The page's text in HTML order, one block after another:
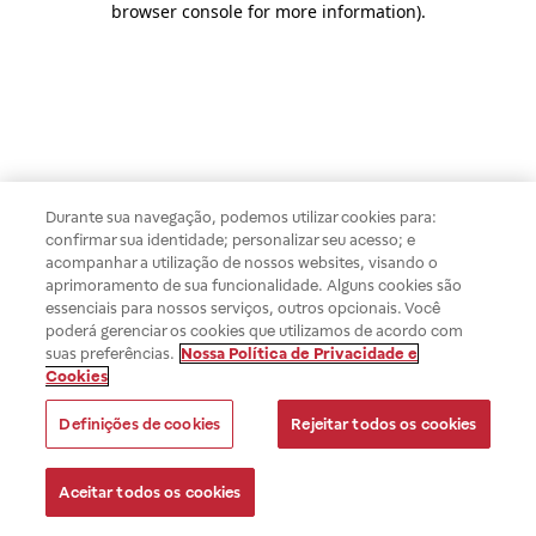
browser console for more information).
Durante sua navegação, podemos utilizar cookies para:
confirmar sua identidade; personalizar seu acesso; e
acompanhar a utilização de nossos websites, visando o
aprimoramento de sua funcionalidade. Alguns cookies são
essenciais para nossos serviços, outros opcionais. Você
poderá gerenciar os cookies que utilizamos de acordo com
suas preferências. Nossa Política de Privacidade e
Cookies
Definições de cookies Rejeitar todos os cookies
Aceitar todos os cookies